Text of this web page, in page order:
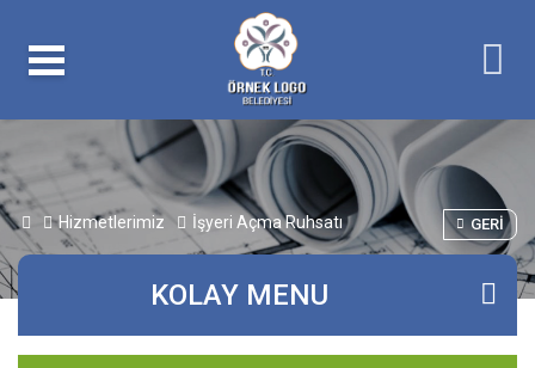
Hizmetlerimiz İşyeri Açma Ruhsatı GERI
KOLAY MENU